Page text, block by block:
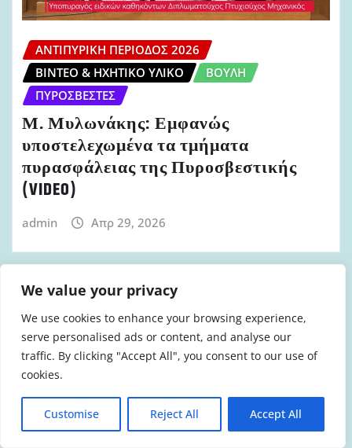
We value your privacy
We use cookies to enhance your browsing experience,
serve personalised ads or content, and analyse our
traffic. By clicking "Accept All", you consent to our use of
cookies.
Customise Reject All Accept All
ΑΝΤΙΠΥΡΙΚΉ ΠΕΡΊΟΔΟΣ 2026
ΒΊΝΤΕΟ & ΗΧΗΤΙΚΌ ΥΛΙΚΌ
ΒΟΥΛΉ
ΠΥΡΟΣΒΈΣΤΕΣ
Μ. Μυλωνάκης: Εμφανώς
υποστελεχωμένα τα τμήματα
πυρασφάλειας της Πυροσβεστικής
(VIDEO)
admin Απρ 29, 2026